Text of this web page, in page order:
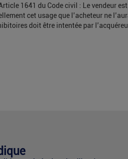
1641 du Code civil : Le vendeur
cet usage que l’acheteur ne
doit être intentée par